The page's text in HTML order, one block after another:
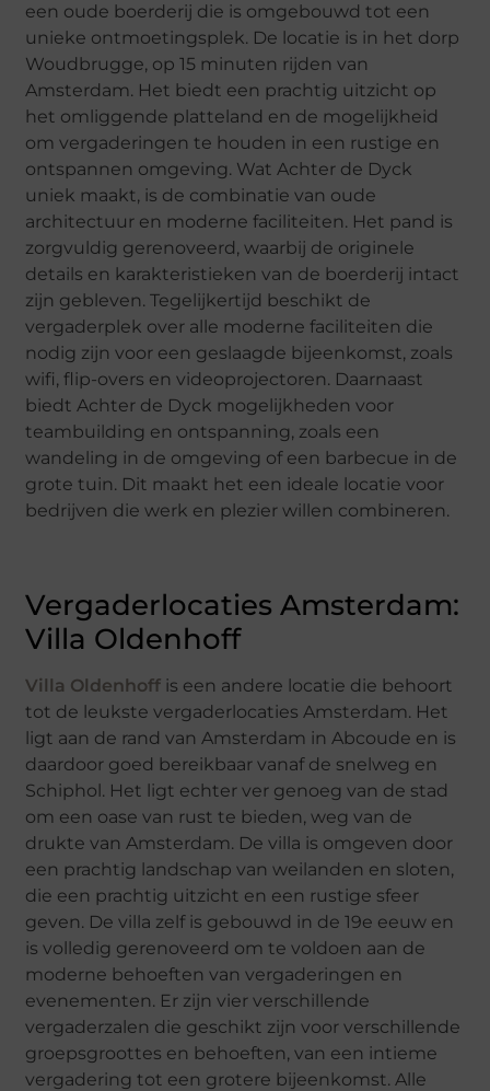
een oude boerderij die is omgebouwd tot een
unieke ontmoetingsplek. De locatie is in het dorp
Woudbrugge, op 15 minuten rijden van
Amsterdam. Het biedt een prachtig uitzicht op
het omliggende platteland en de mogelijkheid
om vergaderingen te houden in een rustige en
ontspannen omgeving. Wat Achter de Dyck
uniek maakt, is de combinatie van oude
architectuur en moderne faciliteiten. Het pand is
zorgvuldig gerenoveerd, waarbij de originele
details en karakteristieken van de boerderij intact
zijn gebleven. Tegelijkertijd beschikt de
vergaderplek over alle moderne faciliteiten die
nodig zijn voor een geslaagde bijeenkomst, zoals
wifi, flip-overs en videoprojectoren. Daarnaast
biedt Achter de Dyck mogelijkheden voor
teambuilding en ontspanning, zoals een
wandeling in de omgeving of een barbecue in de
grote tuin. Dit maakt het een ideale locatie voor
bedrijven die werk en plezier willen combineren.
Vergaderlocaties Amsterdam:
Villa Oldenhoff
Villa Oldenhoff is een andere locatie die behoort
tot de leukste vergaderlocaties Amsterdam. Het
ligt aan de rand van Amsterdam in Abcoude en is
daardoor goed bereikbaar vanaf de snelweg en
Schiphol. Het ligt echter ver genoeg van de stad
om een ​​oase van rust te bieden, weg van de
drukte van Amsterdam. De villa is omgeven door
een prachtig landschap van weilanden en sloten,
die een prachtig uitzicht en een rustige sfeer
geven. De villa zelf is gebouwd in de 19e eeuw en
is volledig gerenoveerd om te voldoen aan de
moderne behoeften van vergaderingen en
evenementen. Er zijn vier verschillende
vergaderzalen die geschikt zijn voor verschillende
groepsgroottes en behoeften, van een intieme
vergadering tot een grotere bijeenkomst. Alle